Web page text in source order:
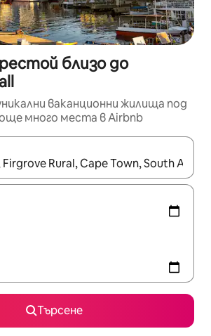
близо до
ваканционни жилища под
много места в Airbnb
се покажат, използвайте
Търсене